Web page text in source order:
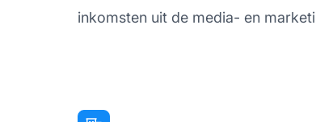
inkomsten uit de media- en